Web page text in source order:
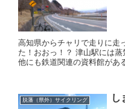
高知県からチャリで走りに走
た！ ​ おおっ！？ 津山駅には
他にも鉄道関連の資料館があ
脱藩（県外）サイクリング し